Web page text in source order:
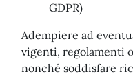
GDPR)
Adempiere ad
vigenti, regolamenti
nonché soddisfare